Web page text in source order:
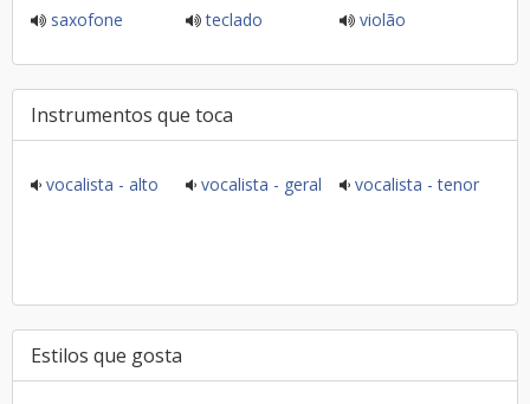
saxofone
teclado violão
Instrumentos que toca
vocalista - alto vocalista - geral vocalista - tenor
Estilos que gosta